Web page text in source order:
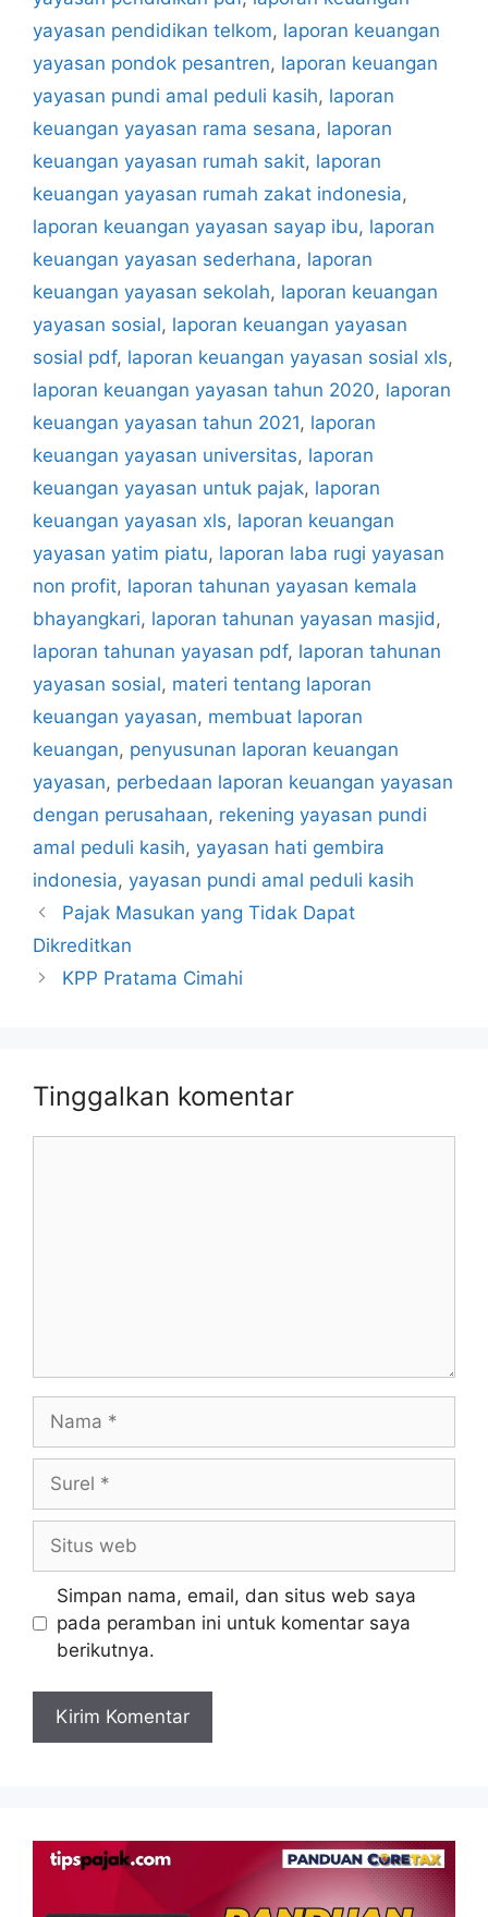
yayasan pendidikan telkom, laporan keuangan
yayasan pondok pesantren, laporan keuangan
yayasan pundi amal peduli kasih, laporan
keuangan yayasan rama sesana, laporan
keuangan yayasan rumah sakit, laporan
keuangan yayasan rumah zakat indonesia,
laporan keuangan yayasan sayap ibu, laporan
keuangan yayasan sederhana, laporan
keuangan yayasan sekolah, laporan keuangan
yayasan sosial, laporan keuangan yayasan
sosial pdf, laporan keuangan yayasan sosial xls,
laporan keuangan yayasan tahun 2020, laporan
keuangan yayasan tahun 2021, laporan
keuangan yayasan universitas, laporan
keuangan yayasan untuk pajak, laporan
keuangan yayasan xls, laporan keuangan
yayasan yatim piatu, laporan laba rugi yayasan
non profit, laporan tahunan yayasan kemala
bhayangkari, laporan tahunan yayasan masjid ,
laporan tahunan yayasan pdf, laporan tahunan
yayasan sosial, materi tentang laporan
keuangan yayasan, membuat laporan
keuangan, penyusunan laporan keuangan
yayasan, perbedaan laporan keuangan yayasan
dengan perusahaan, rekening yayasan pundi
amal peduli kasih, yayasan hati gembira
indonesia, yayasan pundi amal peduli kasih
Pajak Masukan yang Tidak Dapat
Dikreditkan
KPP Pratama Cimahi
Tinggalkan komentar
web
Simpan nama, email, dan situs web saya
pada peramban ini untuk komentar saya
berikutnya.